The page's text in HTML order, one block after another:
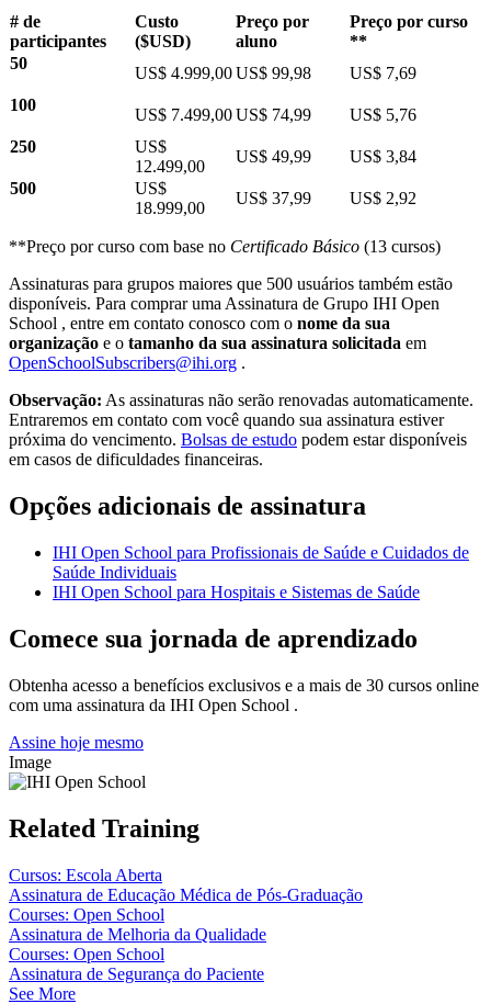
# de
participantes
Custo
($USD)
​Preço por
aluno
​Preço por curso
**
​50
​US$ 4.999,00​US$ 99,98
​US$ 7,69
​100
​US$ 7.499,00​US$ 74,99
​US$ 5,76
​250
​US$
12.499,00
​US$ 49,99
​US$ 3,84
​500
​US$
18.999,00
​US$ 37,99 ​US$ 2,92
**Preço por curso com base no Certificado Básico (13 cursos)
Assinaturas para grupos maiores que 500 usuários também estão
disponíveis. Para comprar uma Assinatura de Grupo IHI Open
School , entre em contato conosco com o nome da sua
organização e o tamanho da sua assinatura solicitada em
OpenSchoolSubscribers@ihi.org .
Observação: As assinaturas não serão renovadas automaticamente.
Entraremos em contato com você quando sua assinatura estiver
próxima do vencimento. Bolsas de estudo podem estar disponíveis
em casos de dificuldades financeiras.
Opções adicionais de assinatura
IHI Open School para Profissionais de Saúde e Cuidados de
Saúde Individuais
IHI Open School para Hospitais e Sistemas de Saúde
Comece sua jornada de aprendizado
Obtenha acesso a benefícios exclusivos e a mais de 30 cursos online
com uma assinatura da IHI Open School .
Assine hoje mesmo
Image
Related Training
Cursos: Escola Aberta
Assinatura de Educação Médica de Pós-Graduação
Courses: Open School
Assinatura de Melhoria da Qualidade
Courses: Open School
Assinatura de Segurança do Paciente
See More